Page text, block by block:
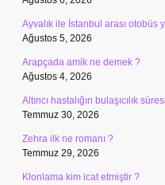
Ayvalık ile İstanbul arası
Ağustos 5, 2026
Arapçada amik ne demek ?
Ağustos 4, 2026
Altıncı hastalığın bulaşıcılık
Temmuz 30, 2026
Zehra ilk ne romanı ?
Temmuz 29, 2026
Klonlama kim icat etmiştir ?